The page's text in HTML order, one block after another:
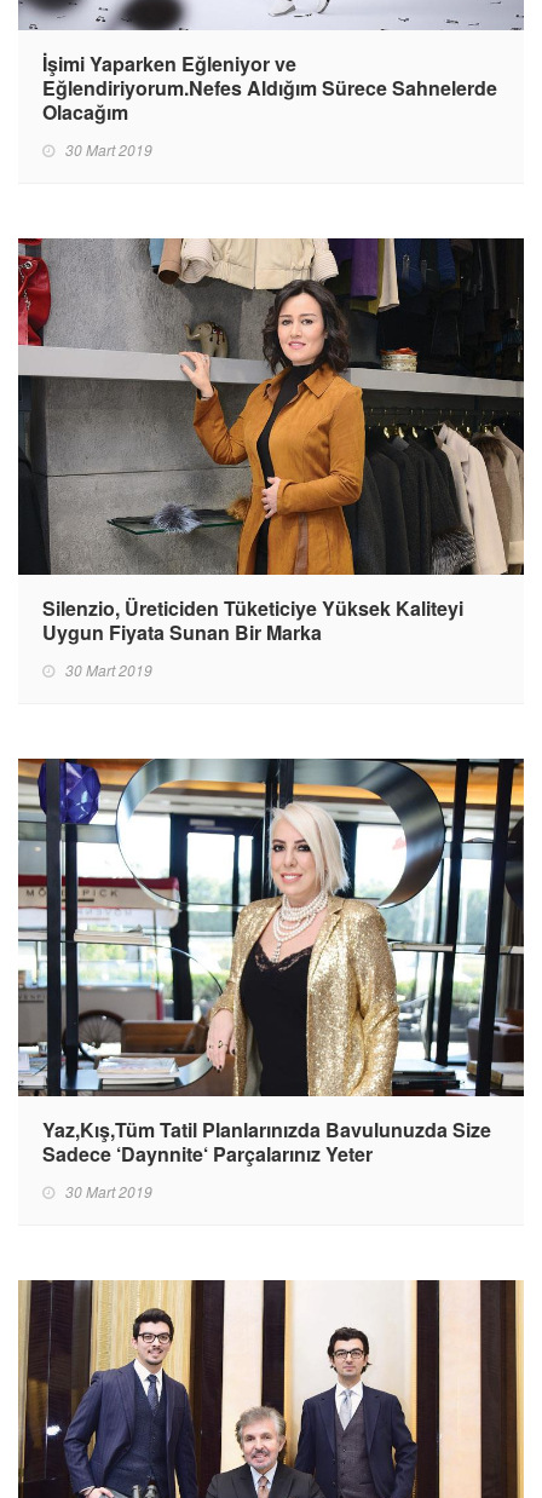
İşimi Yaparken Eğleniyor ve
Eğlendiriyorum.Nefes Aldığım Sürece Sahnelerde
Olacağım
30 Mart 2019
Silenzio, Üreticiden Tüketiciye Yüksek Kaliteyi
Uygun Fiyata Sunan Bir Marka
30 Mart 2019
Yaz,Kış,Tüm Tatil Planlarınızda Bavulunuzda Size
Sadece ‘Daynnite‘ Parçalarınız Yeter
30 Mart 2019